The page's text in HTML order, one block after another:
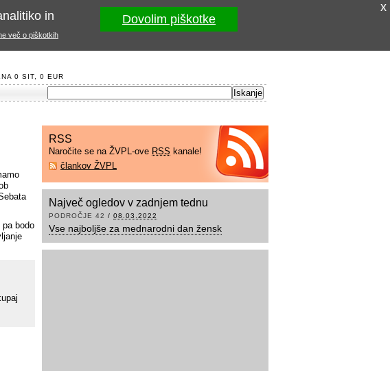
0 SIT, 0 EUR
bodo
RSS
Naročite se na ŽVPL-ove RSS kanale!
člankov ŽVPL
Največ ogledov v zadnjem tednu
PODROČJE 42 / 08.03.2022
Vse najboljše za mednarodni dan žensk
x
in
več o piškotkih
Dovolim piškotke